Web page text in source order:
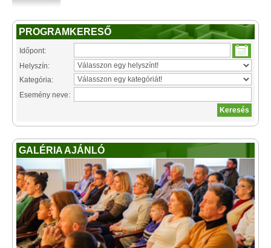
PROGRAMKERESŐ
Időpont:
Helyszín:
Kategória:
Esemény neve:
GALÉRIA AJÁNLÓ